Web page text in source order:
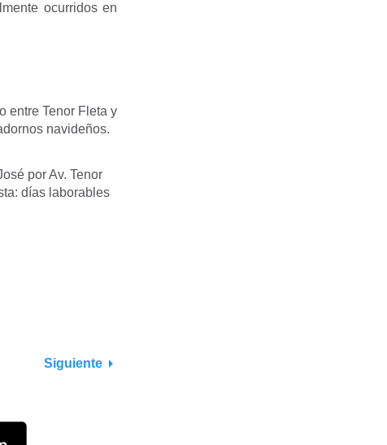
ocurridos en
entre Tenor Fleta y
navideños.
por Av. Tenor
días laborables
Siguiente